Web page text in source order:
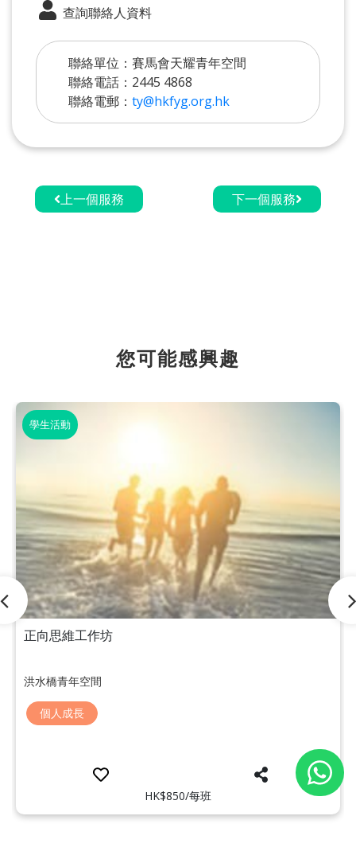
查詢聯絡人資料
聯絡單位：賽馬會天耀青年空間
聯絡電話：2445 4868
聯絡電郵： ty@hkfyg.org.hk
上一個服務 下一個服務
您可能感興趣
學生活動
正向思維工作坊
洪水橋青年空間
個人成長
HK$850/每班